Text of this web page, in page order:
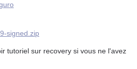
signed.zip
tutoriel sur recovery si vous ne l'avez